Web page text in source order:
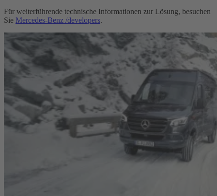
Für weiterführende technische Informationen zur Lösung, besuchen
Sie Mercedes-Benz /developers.